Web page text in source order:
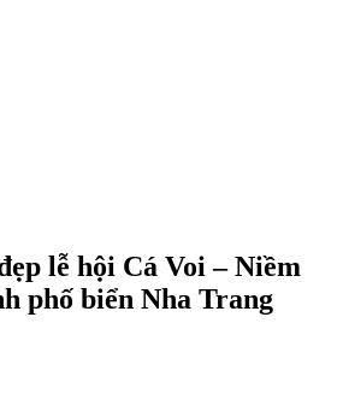
lễ hội Cá Voi – Niềm
phố biển Nha Trang